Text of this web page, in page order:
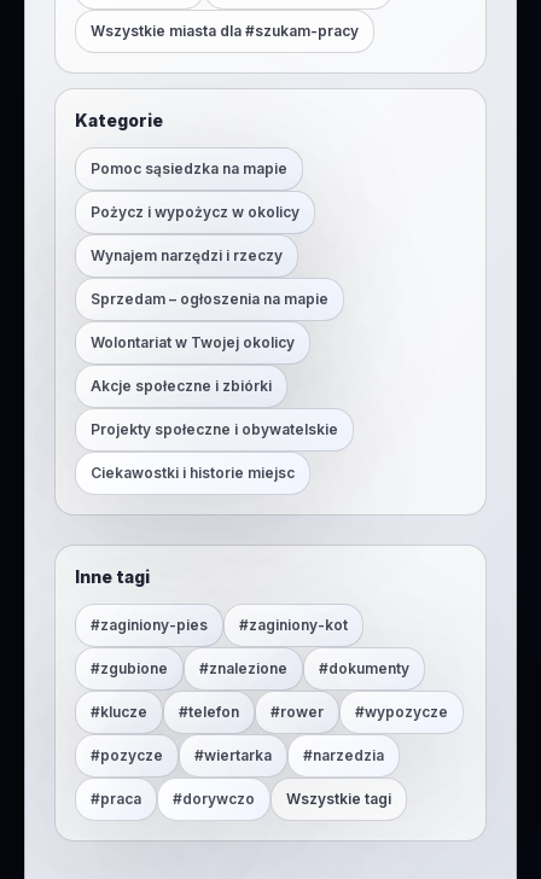
Wszystkie miasta dla #szukam-pracy
Kategorie
Pomoc sąsiedzka na mapie
Pożycz i wypożycz w okolicy
Wynajem narzędzi i rzeczy
Sprzedam – ogłoszenia na mapie
Wolontariat w Twojej okolicy
Akcje społeczne i zbiórki
Projekty społeczne i obywatelskie
Ciekawostki i historie miejsc
Inne tagi
#zaginiony-pies #zaginiony-kot
#zgubione #znalezione #dokumenty
#klucze #telefon #rower #wypozycze
#pozycze #wiertarka #narzedzia
#praca #dorywczo Wszystkie tagi